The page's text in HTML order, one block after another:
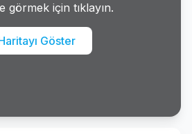
görmek için tıklayın.
Göster